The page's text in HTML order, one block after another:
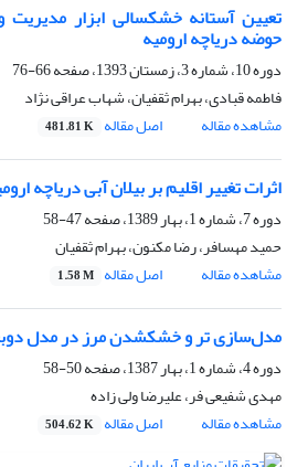
تعیین آستانه خشکسالی ابزار مدیریت
حوضه دریاچه ارومیه
دوره 10، شماره 3، زمستان 1393، صفحه
66-76
فاطمه قبادی، بهرام ثقفیان، شهاب عراقی نژاد
مشاهده مقاله
اصل مقاله 481.81 K
اثرات تغییر اقلیم بر بیلان آبی دریاچه
دوره 7، شماره 1، بهار 1389، صفحه
47-58
حمید مهسافر، رضا مکنون، بهرام ثقفیان
مشاهده مقاله
اصل مقاله 1.58 M
مدل‌سازی تر و خشک⁬شدن مرز در مدل
دوره 4، شماره 1، بهار 1387، صفحه
50-58
مهدی شفیعی⁬ فر، علیرضا ولی ⁬زاده
مشاهده مقاله
اصل مقاله 504.62 K